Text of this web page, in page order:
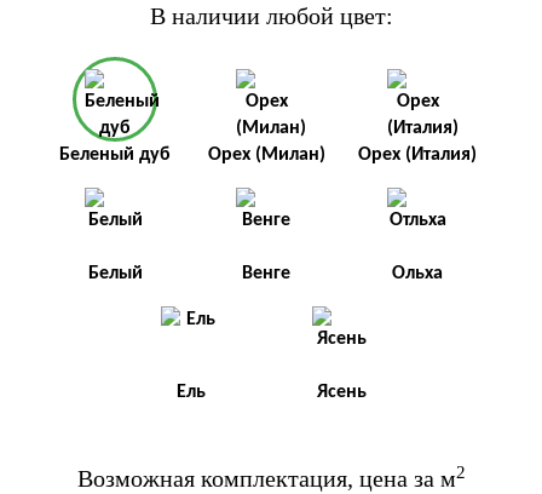
В наличии любой цвет:
Беленый дуб Орех (Милан) Орех (Италия)
Белый Венге Ольха
Ель Ясень
Возможная комплектация, цена за м2